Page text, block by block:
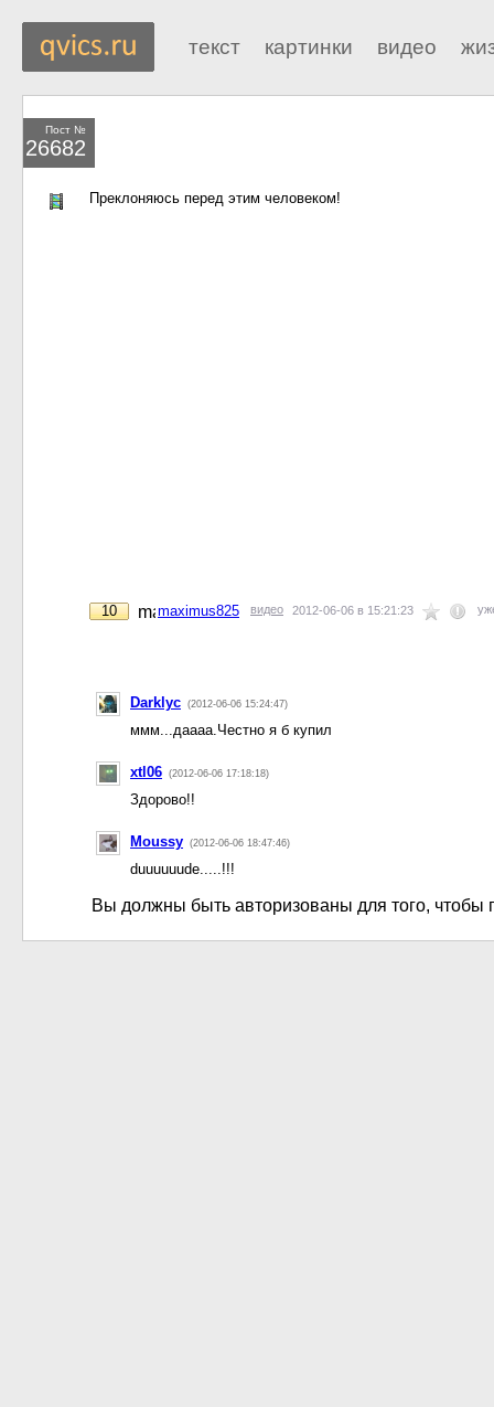
текст картинки видео
Пост №
26682
Преклоняюсь перед этим человеком!
10 maximus825 видео 2012-06-06 в 15:21:23
Darklyc (2012-06-06 15:24:47)
ммм...даааа.Честно я б купил
xtl06 (2012-06-06 17:18:18)
Здорово!!
Moussy (2012-06-06 18:47:46)
duuuuuude.....!!!
Вы должны быть авторизованы для того, чтобы